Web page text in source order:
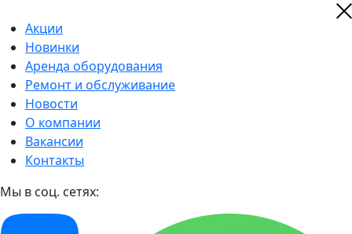
Акции
Новинки
Аренда оборудования
Ремонт и обслуживание
Новости
О компании
Вакансии
Контакты
Мы в соц. сетях: